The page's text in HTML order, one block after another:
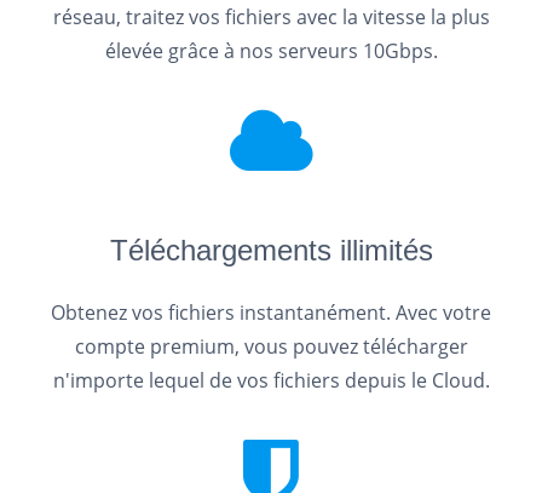
réseau, traitez vos fichiers avec la vitesse la plus
élevée grâce à nos serveurs 10Gbps.
Téléchargements illimités
Obtenez vos fichiers instantanément. Avec votre
compte premium, vous pouvez télécharger
n'importe lequel de vos fichiers depuis le Cloud.